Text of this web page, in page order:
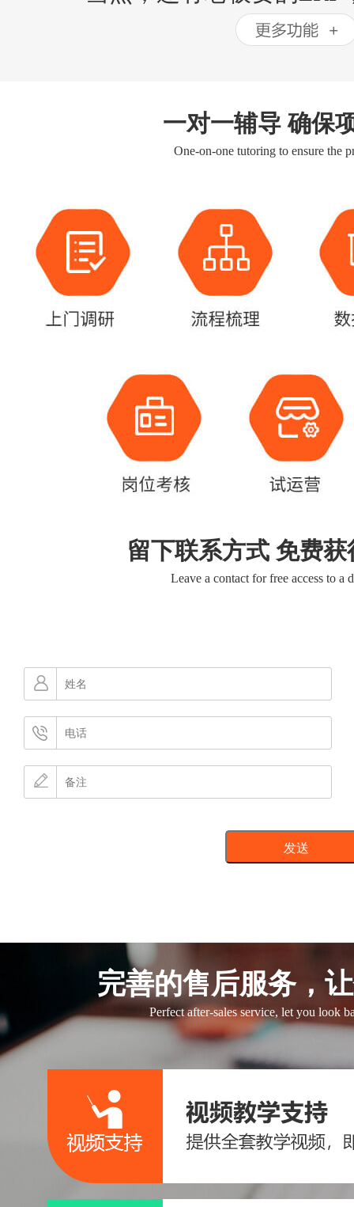
一对一辅导 确保
One-on-one tutoring to ensure the
留下联系方式 免费
Leave a contact for free access to a
完善的售后服务，
Perfect after-sales service, let you look